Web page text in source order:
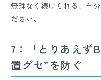
無理なく続けられる、自
ださい。
7：「とりあえず
置グセ”を防ぐ